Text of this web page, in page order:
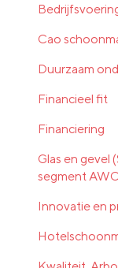
Cao
Duurzaam
Financieel fit
Financiering
Glas en gevel
segment
Innovatie en